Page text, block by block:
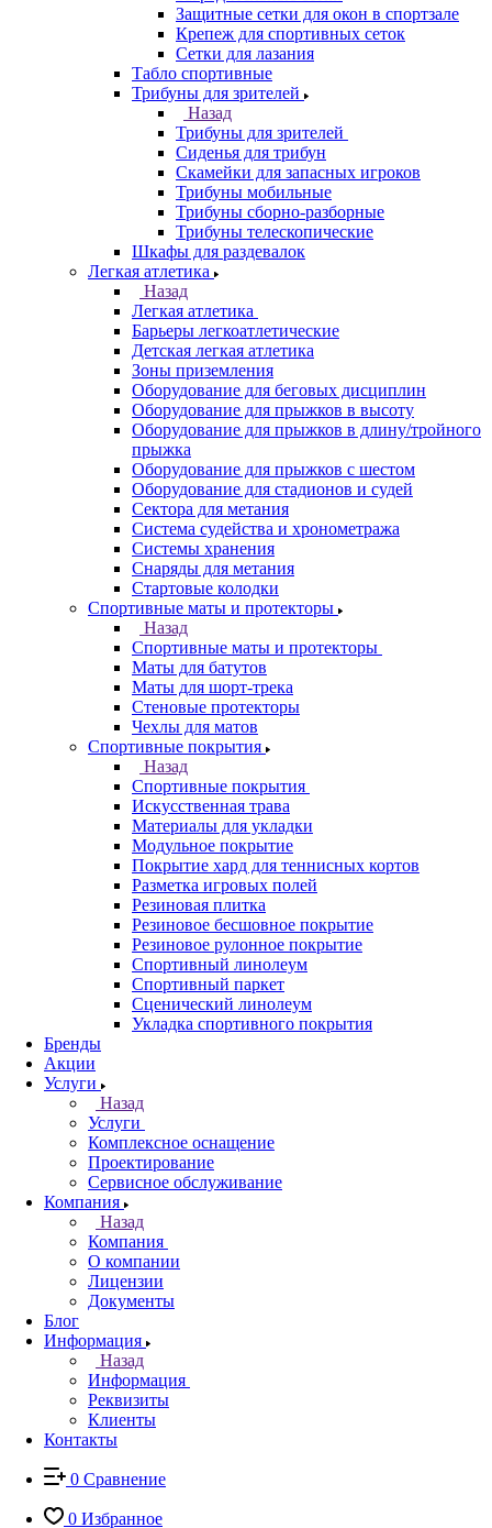
Защитные сетки для окон в спортзале
Крепеж для спортивных сеток
Сетки для лазания
Табло спортивные
Трибуны для зрителей
Назад
Трибуны для зрителей
Сиденья для трибун
Скамейки для запасных игроков
Трибуны мобильные
Трибуны сборно-разборные
Трибуны телескопические
Шкафы для раздевалок
Легкая атлетика
Назад
Легкая атлетика
Барьеры легкоатлетические
Детская легкая атлетика
Зоны приземления
Оборудование для беговых дисциплин
Оборудование для прыжков в высоту
Оборудование для прыжков в длину/тройного
прыжка
Оборудование для прыжков с шестом
Оборудование для стадионов и судей
Сектора для метания
Система судейства и хронометража
Системы хранения
Снаряды для метания
Стартовые колодки
Спортивные маты и протекторы
Назад
Спортивные маты и протекторы
Маты для батутов
Маты для шорт-трека
Стеновые протекторы
Чехлы для матов
Спортивные покрытия
Назад
Спортивные покрытия
Искусственная трава
Материалы для укладки
Модульное покрытие
Покрытие хард для теннисных кортов
Разметка игровых полей
Резиновая плитка
Резиновое бесшовное покрытие
Резиновое рулонное покрытие
Спортивный линолеум
Спортивный паркет
Сценический линолеум
Укладка спортивного покрытия
Бренды
Акции
Услуги
Назад
Услуги
Комплексное оснащение
Проектирование
Сервисное обслуживание
Компания
Назад
Компания
О компании
Лицензии
Документы
Блог
Информация
Назад
Информация
Реквизиты
Клиенты
Контакты
0 Сравнение
0 Избранное